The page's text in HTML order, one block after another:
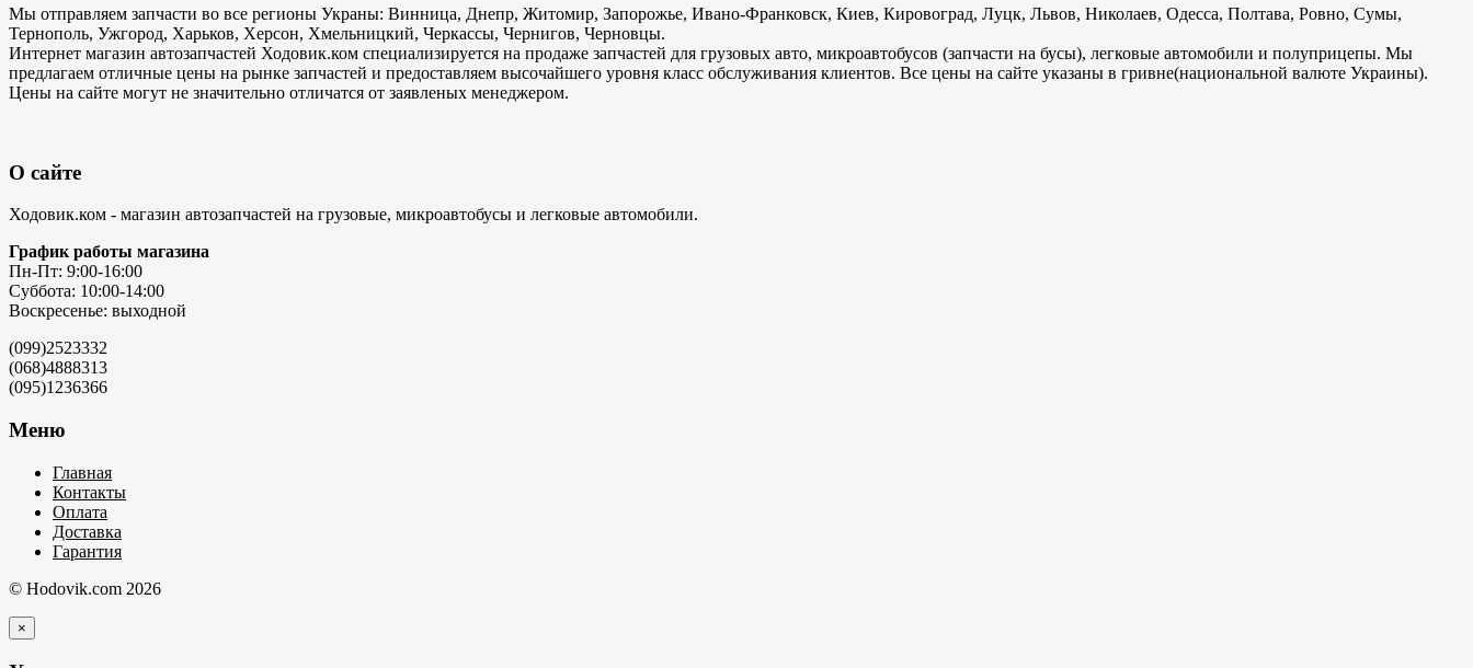
Мы отправляем запчасти во все регионы Украны: Винница, Днепр, Житомир, Запорожье, Ивано-Франковск, Киев, Кировоград, Луцк, Львов, Николаев, Одесса, Полтава, Ровно, Сумы,
Тернополь, Ужгород, Харьков, Херсон, Хмельницкий, Черкассы, Чернигов, Черновцы.
Интернет магазин автозапчастей Ходовик.ком специализируется на продаже запчастей для грузовых авто, микроавтобусов (запчасти на бусы), легковые автомобили и полуприцепы. Мы
предлагаем отличные цены на рынке запчастей и предоставляем высочайшего уровня класс обслуживания клиентов. Все цены на сайте указаны в гривне(национальной валюте Украины).
Цены на сайте могут не значительно отличатся от заявленых менеджером.
О сайте
Ходовик.ком - магазин автозапчастей на грузовые, микроавтобусы и легковые автомобили.
График работы магазина
Пн-Пт: 9:00-16:00
Суббота: 10:00-14:00
Воскресенье: выходной
(099)2523332
(068)4888313
(095)1236366
Меню
Главная
Контакты
Оплата
Доставка
Гарантия
© Hodovik.com 2026
×